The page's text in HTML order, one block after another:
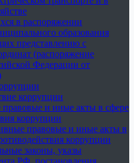
в распоряжении
образования
представлению с
(распоряжение
Федерации от
коррупции
и иные акты в сфере
коррупции
правовые и иные акты в
коррупции
законы, указы
РФ, постановления